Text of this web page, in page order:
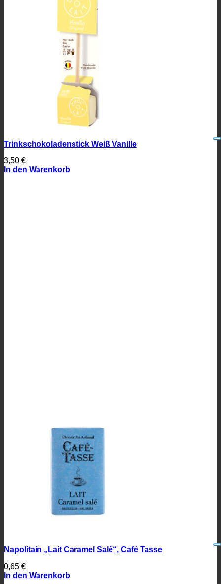
Trinkschokoladenstick Weiß Vanille
3,50 €
In den Warenkorb
Napolitain „Lait Caramel Salé“, Café Tasse
0,65 €
In den Warenkorb